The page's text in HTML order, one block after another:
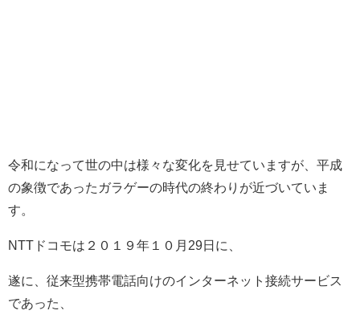
令和になって世の中は様々な変化を見せていますが、平成
の象徴であったガラゲーの時代の終わりが近づいていま
す。
NTTドコモは２０１９年１０月29日に、
遂に、従来型携帯電話向けのインターネット接続サービス
であった、